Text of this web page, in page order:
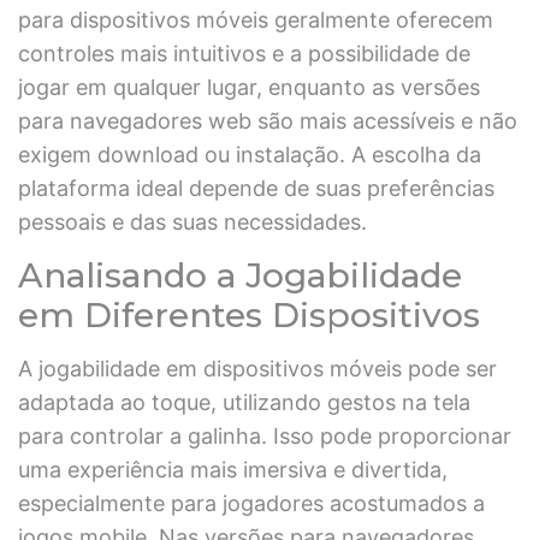
para dispositivos móveis geralmente oferecem
controles mais intuitivos e a possibilidade de
jogar em qualquer lugar, enquanto as versões
para navegadores web são mais acessíveis e não
exigem download ou instalação. A escolha da
plataforma ideal depende de suas preferências
pessoais e das suas necessidades.
Analisando a Jogabilidade
em Diferentes Dispositivos
A jogabilidade em dispositivos móveis pode ser
adaptada ao toque, utilizando gestos na tela
para controlar a galinha. Isso pode proporcionar
uma experiência mais imersiva e divertida,
especialmente para jogadores acostumados a